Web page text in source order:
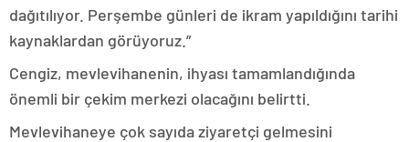
dağıtılıyor. Perşembe günleri de ikram yapıldığını tarihi
kaynaklardan görüyoruz.”
Cengiz, mevlevihanenin, ihyası tamamlandığında
önemli bir çekim merkezi olacağını belirtti.
Mevlevihaneye çok sayıda ziyaretçi gelmesini